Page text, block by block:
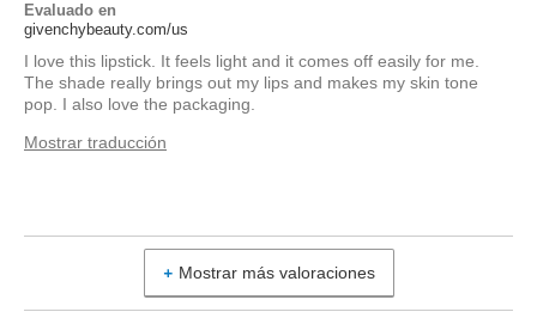
Evaluado en
givenchybeauty.com/us
I love this lipstick. It feels light and it comes off easily for me.
The shade really brings out my lips and makes my skin tone
pop. I also love the packaging.
Mostrar traducción
Mostrar más valoraciones